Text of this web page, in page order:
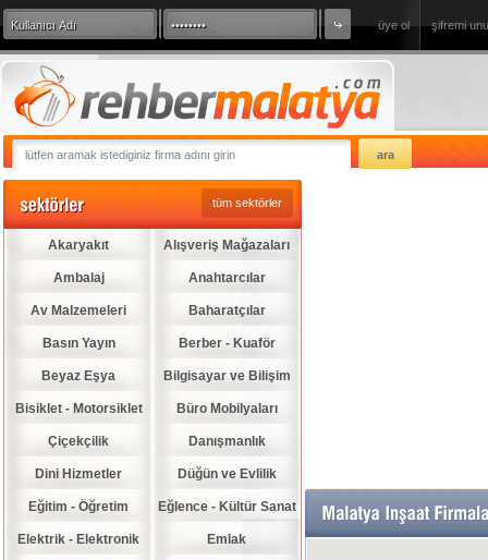
üye ol şifremi
360 Derece Sanal Tur
tüm sektörler
Akaryakıt Alışveriş Mağazaları
Ambalaj Anahtarcılar
Av Malzemeleri Baharatçılar
Basın Yayın Berber - Kuaför
Beyaz Eşya Bilgisayar ve Bilişim
Bisiklet - Motorsiklet Büro Mobilyaları
Çiçekçilik Danışmanlık
Dini Hizmetler Düğün ve Evlilik
Eğitim - Öğretim Eğlence - Kültür Sanat
Elektrik - Elektronik Emlak